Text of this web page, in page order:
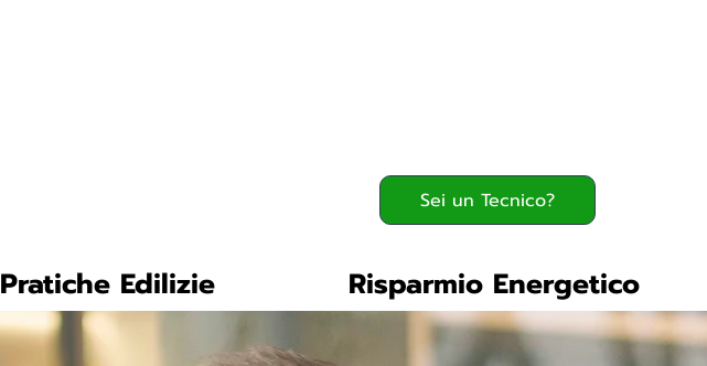
Sei un Tecnico?
Pratiche Edilizie Risparmio Energetico